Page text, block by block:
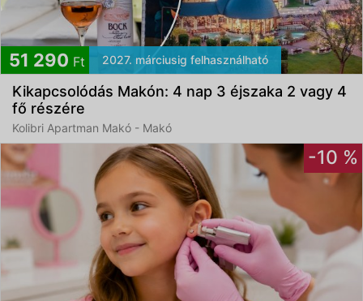
51 290 Ft 2027. márciusig felhasználható
Kikapcsolódás Makón: 4 nap 3 éjszaka 2 vagy 4
fő részére
Kolibri Apartman Makó - Makó
-10 %